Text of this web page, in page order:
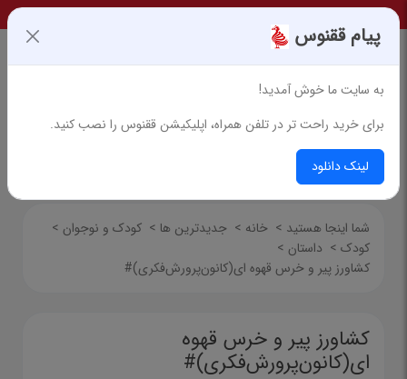
شما اینجا هستید > خانه > جدیدترین ها > کودک و نوجوان >
کودک > داستان >
کشاورز پیر و خرس قهوه ای(کانون‌پرورش‌فکری)#
کشاورز پیر و خرس قهوه
ای(کانون‌پرورش‌فکری)#
پیام ققنوس
به سایت ما خوش آمدید!
برای خرید راحت تر در تلفن همراه، اپلیکیشن ققنوس را نصب کنید.
لینک دانلود